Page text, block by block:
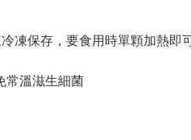
凍保存，要食用時單顆加熱即
常溫滋生細菌